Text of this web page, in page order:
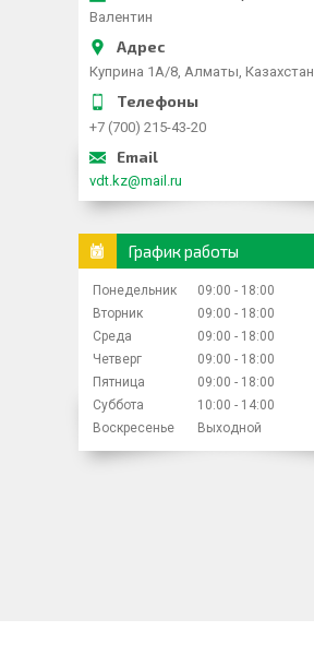
Валентин
Куприна 1A/8, Алматы, Казахстан
+7 (700) 215-43-20
vdt.kz@mail.ru
График работы
Понедельник 09:00
18:00
Вторник
09:00
18:00
Среда
09:00
18:00
Четверг
09:00
18:00
Пятница
09:00
18:00
Суббота
10:00
14:00
Воскресенье
Выходной